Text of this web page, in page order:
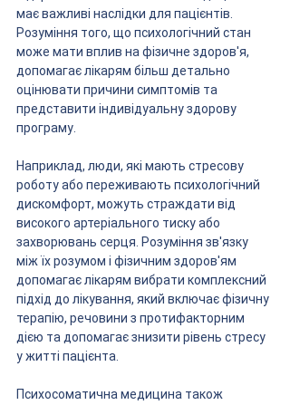
має важливі наслідки для пацієнтів.
Розуміння того, що психологічний стан
може мати вплив на фізичне здоров'я,
допомагає лікарям більш детально
оцінювати причини симптомів та
представити індивідуальну здорову
програму.
Наприклад, люди, які мають стресову
роботу або переживають психологічний
дискомфорт, можуть страждати від
високого артеріального тиску або
захворювань серця. Розуміння зв'язку
між їх розумом і фізичним здоров'ям
допомагає лікарям вибрати комплексний
підхід до лікування, який включає фізичну
терапію, речовини з протифакторним
дією та допомагає знизити рівень стресу
у житті пацієнта.
Психосоматична медицина також